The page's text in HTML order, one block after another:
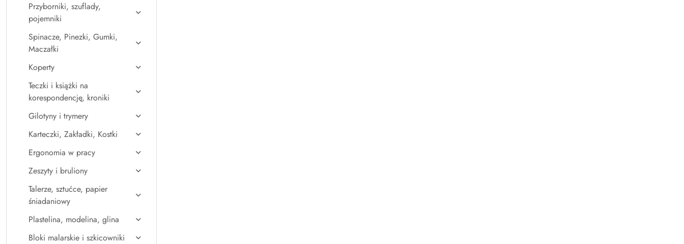
Przyborniki, szuflady,
pojemniki
Spinacze, Pinezki, Gumki,
Maczałki
Koperty
Teczki i książki na
korespondencję, kroniki
Gilotyny i trymery
Karteczki, Zakładki, Kostki
Ergonomia w pracy
Zeszyty i bruliony
Talerze, sztućce, papier
śniadaniowy
Plastelina, modelina, glina
Bloki malarskie i szkicowniki